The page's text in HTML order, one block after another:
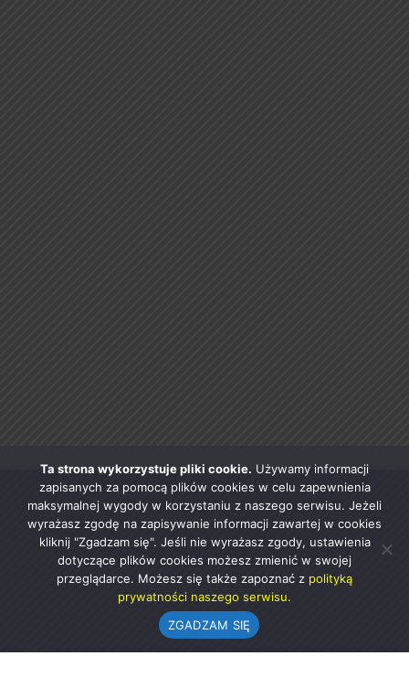
Ta strona wykorzystuje pliki cookie. Używamy informacji
zapisanych za pomocą plików cookies w celu zapewnienia
maksymalnej wygody w korzystaniu z naszego serwisu. Jeżeli
wyrażasz zgodę na zapisywanie informacji zawartej w cookies
kliknij "Zgadzam się". Jeśli nie wyrażasz zgody, ustawienia
dotyczące plików cookies możesz zmienić w swojej
przeglądarce. Możesz się także zapoznać z polityką
prywatności naszego serwisu.
ZGADZAM SIĘ